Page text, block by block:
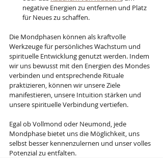
negative Energien zu entfernen und Platz
für Neues zu schaffen.
Die Mondphasen können als kraftvolle
Werkzeuge für persönliches Wachstum und
spirituelle Entwicklung genutzt werden. Indem
wir uns bewusst mit den Energien des Mondes
verbinden und entsprechende Rituale
praktizieren, können wir unsere Ziele
manifestieren, unsere Intuition stärken und
unsere spirituelle Verbindung vertiefen.
Egal ob Vollmond oder Neumond, jede
Mondphase bietet uns die Möglichkeit, uns
selbst besser kennenzulernen und unser volles
Potenzial zu entfalten.